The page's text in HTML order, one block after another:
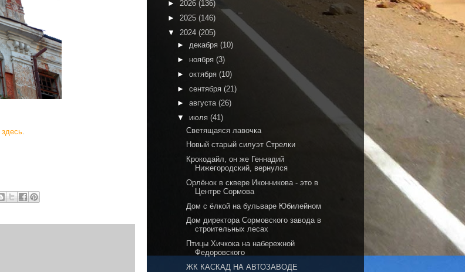
здесь.
► 2026 (136)
► 2025 (146)
▼ 2024 (205)
► декабря (10)
► ноября (3)
► октября (10)
► сентября (21)
► августа (26)
▼ июля (41)
Светящаяся лавочка
Новый старый силуэт Стрелки
Крокодайл, он же Геннадий
Нижегородский, вернулся
Орлёнок в сквере Иконникова - это в
Центре Сормова
Дом с ёлкой на бульваре Юбилейном
Дом директора Сормовского завода в
строительных лесах
Птицы Хичкока на набережной
Федоровского
ЖК КАСКАД НА АВТОЗАВОДЕ